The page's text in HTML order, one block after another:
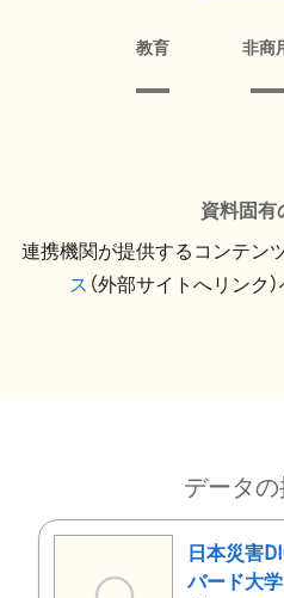
教育 非商
資料固有
連携機関が提供するコンテンツ
ス （外部サイトへリンク
データ
日本災害
バード大